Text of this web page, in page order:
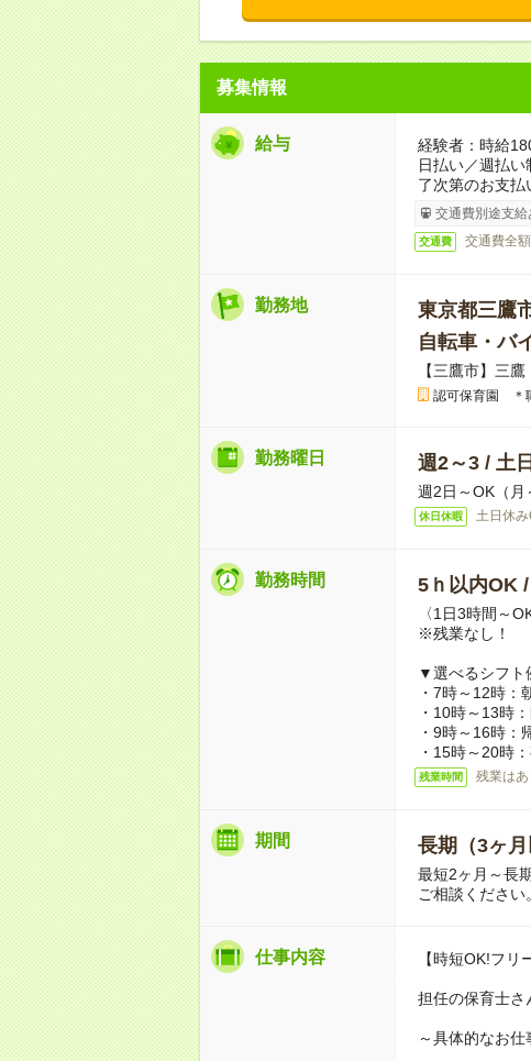
募集情報
給与
経験者：時給
日払い／週払
了次第のお支
交通費別途支給
交通費 交通費全
勤務地
東京都三鷹
自転車・バ
【三鷹市】三
認可保育園 ＊
勤務曜日 週2～3 / 土
週2日～OK（月
休日休暇 土日休み
勤務時間 5ｈ以内OK
〈1日3時間～
※残業なし！
▼選べるシフト
・7時～12時：
・10時～13時
・9時～16時：
・15時～20時
残業時間 残業はあ
期間 長期（3ヶ月
最短2ヶ月～
ご相談ください。
仕事内容 【時短OK!フリ
担任の保育士さ
～具体的なお仕